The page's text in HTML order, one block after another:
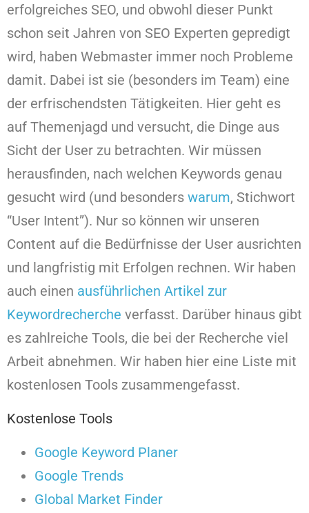
erfolgreiches SEO, und obwohl dieser Punkt
schon seit Jahren von SEO Experten gepredigt
wird, haben Webmaster immer noch Probleme
damit. Dabei ist sie (besonders im Team) eine
der erfrischendsten Tätigkeiten. Hier geht es
auf Themenjagd und versucht, die Dinge aus
Sicht der User zu betrachten. Wir müssen
herausfinden, nach welchen Keywords genau
gesucht wird (und besonders warum, Stichwort
“User Intent”). Nur so können wir unseren
Content auf die Bedürfnisse der User ausrichten
und langfristig mit Erfolgen rechnen. Wir haben
auch einen ausführlichen Artikel zur
Keywordrecherche verfasst. Darüber hinaus gibt
es zahlreiche Tools, die bei der Recherche viel
Arbeit abnehmen. Wir haben hier eine Liste mit
kostenlosen Tools zusammengefasst.
Kostenlose Tools
Google Keyword Planer
Google Trends
Global Market Finder